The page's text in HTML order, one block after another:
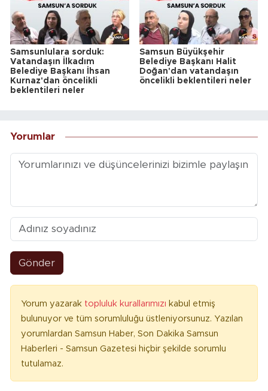
Samsunlulara sorduk:
Vatandaşın İlkadım
Belediye Başkanı İhsan
Kurnaz'dan öncelikli
beklentileri neler
Samsun Büyükşehir
Belediye Başkanı Halit
Doğan'dan vatandaşın
öncelikli beklentileri neler
Yorumlar
Gönder
Yorum yazarak topluluk kurallarımızı kabul etmiş
bulunuyor ve tüm sorumluluğu üstleniyorsunuz. Yazılan
yorumlardan Samsun Haber, Son Dakika Samsun
Haberleri - Samsun Gazetesi hiçbir şekilde sorumlu
tutulamaz.